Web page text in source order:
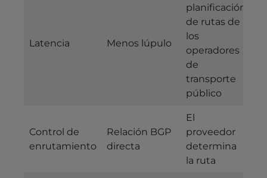
Latencia Menos lúpulo
planificación
de rutas de
los
operadores
de
transporte
público
Control de
enrutamiento
Relación BGP
directa
El
proveedor
determina
la ruta